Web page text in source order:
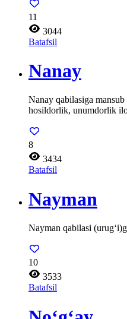
11
3044
Batafsil
Nanay
Nanay qabilasiga
hosildorlik, unumdorlik
8
3434
Batafsil
Nayman
Nayman qabilasi
10
3533
Batafsil